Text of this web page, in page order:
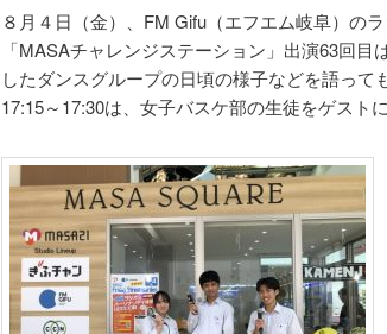
ツ
へ
動
へ
移
ン
８月４日（金）、FM Gifu（エフエム岐阜）の
「MASAチャレンジステーション」出演63回
したダンスグループの日頃の様子などを語って
17:15～17:30は、女子バスケ部の生徒をゲスト